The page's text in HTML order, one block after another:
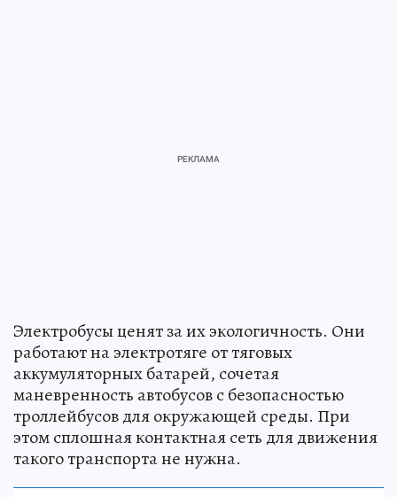
Электробусы ценят за их экологичность. Они
работают на электротяге от тяговых
аккумуляторных батарей, сочетая
маневренность автобусов с безопасностью
троллейбусов для окружающей среды. При
этом сплошная контактная сеть для движения
такого транспорта не нужна.